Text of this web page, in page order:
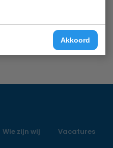
Akkoord
Wie zijn wij Vacatures